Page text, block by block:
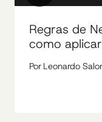
Regras de
como
Por Leonardo